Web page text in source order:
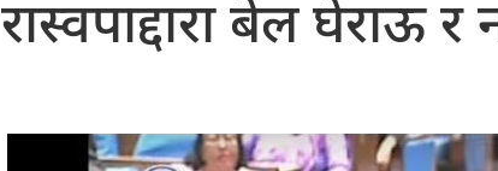
रास्वपाद्दारा बेल घेराऊ र